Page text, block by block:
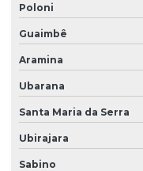
Poloni
Guaimbê
Aramina
Ubarana
Santa Maria da Serra
Ubirajara
Sabino